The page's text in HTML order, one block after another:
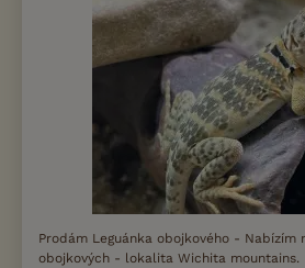
Prodám Leguánka obojkového - Nabízím
obojkových - lokalita Wichita mountains.